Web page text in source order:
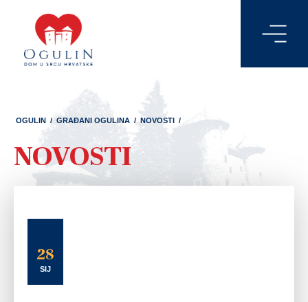
OGULIN / GRAĐANI OGULINA / NOVOSTI /
NOVOSTI
28
SIJ